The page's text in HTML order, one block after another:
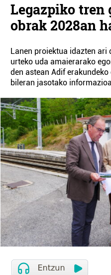
Legazpiko
obrak 2028an
Lanen proiektua idazten ari
urteko uda amaierarako
den astean Adif
bileran jasotako